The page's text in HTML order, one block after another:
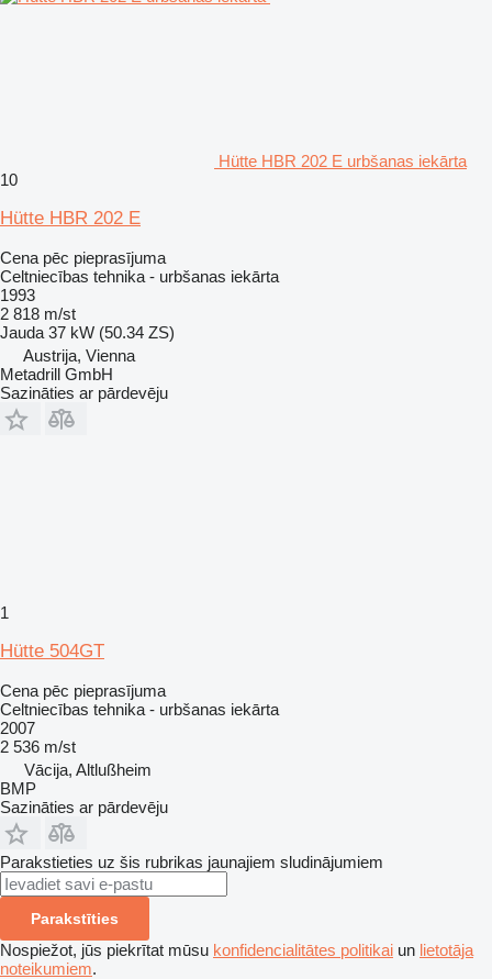
Hütte HBR 202 E urbšanas iekārta
10
Hütte HBR 202 E
Cena pēc pieprasījuma
Celtniecības tehnika - urbšanas iekārta
1993
2 818 m/st
Jauda 37 kW (50.34 ZS)
Austrija, Vienna
Metadrill GmbH
Sazināties ar pārdevēju
1
Hütte 504GT
Cena pēc pieprasījuma
Celtniecības tehnika - urbšanas iekārta
2007
2 536 m/st
Vācija, Altlußheim
BMP
Sazināties ar pārdevēju
Parakstieties uz šis rubrikas jaunajiem sludinājumiem
Parakstīties
Nospiežot, jūs piekrītat mūsu konfidencialitātes politikai un lietotāja
noteikumiem.